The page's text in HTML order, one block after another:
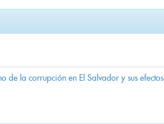
de la corrupción en El Salvador y sus efectos